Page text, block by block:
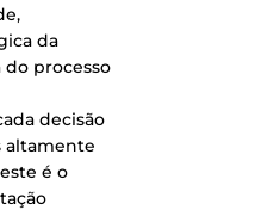
da
do processo
decisão
altamente
é o